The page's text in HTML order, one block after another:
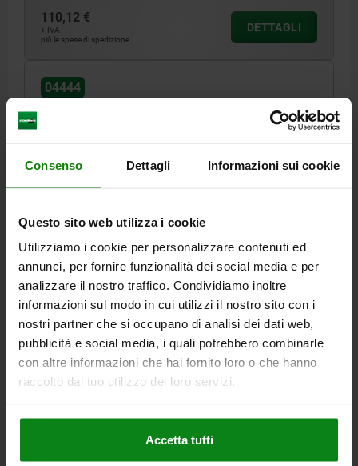
Consenso Dettagli Informazioni sui cookie
Questo sito web utilizza i cookie
Utilizziamo i cookie per personalizzare contenuti ed
annunci, per fornire funzionalità dei social media e per
analizzare il nostro traffico. Condividiamo inoltre
informazioni sul modo in cui utilizzi il nostro sito con i
nostri partner che si occupano di analisi dei dati web,
pubblicità e social media, i quali potrebbero combinarle
con altre informazioni che hai fornito loro o che hanno
raccolto dal tuo utilizzo dei loro servizi.
Accetta tutti
110,12 €
+ IVA
più le spese di spedizione
DETTAGLI
04444
V.ECCENTRICA SERRAGGIO, M16 CON PZ PER
FORO OBLUNGO=APERTO
VITE DI FISSAGGIO COMPATIBILE=M16
L=107
L1=46,3 B=38 B1=17 B2=24,8
H1=41
H2=35,001 -0,013 H3=21 S=8,3 S1=2,5 G=12,7
SW=12
FORZA DI SERRAGGIO KN=26,7
COPPIA DI SERRAGGIO MAX. NM=135
ACCESSORI NLM=04521-10-1624
Numero d’ordine:04444-16